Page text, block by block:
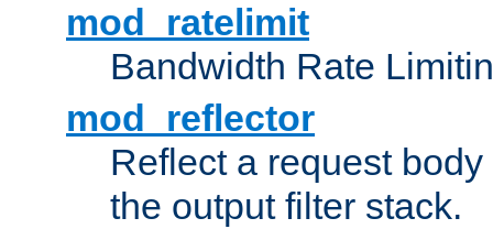
mod_ratelimit
Bandwidth Rate
mod_reflector
Reflect a request
the output filter stack.